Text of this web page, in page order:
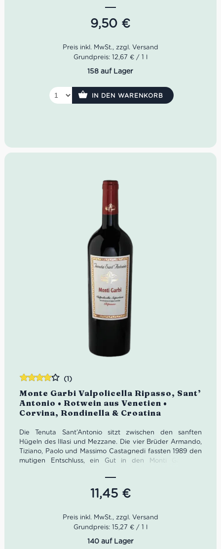
Sant’Antonio heute ein voller Erfolg.
Im Glas zeigt sich der Scaia Rosato in einem blassen
Erdbeeren sowie Himbeeren. Der Geschmack ist
angenehm weich, frisch, mit gutem Schmelz als auch sehr
Geruch: Rose, Erdbeere, Himbeere
Geschmack: weich, frisch, guter Schmelz
9,50 €
Grundpreis: 12,67 € / 1 l
158 auf Lager
IN DEN WARENKORB
Monte Garbi Valpolicella Ripasso, Sant’
Antonio • Rotwein aus Venetien •
Corvina, Rondinella & Croatina
(1)
Die Tenuta Sant’Antonio sitzt zwischen den sanften
Hügeln des Illasi und Mezzane. Die vier Brüder Armando,
Tiziano, Paolo und Massimo Castagnedi fassten 1989 den
mutigen Entschluss, ein Gut in den Monti Garbi zu
Ripasso ist Sant’Antonio heute ein voller Erfolg.
Unser Sant’Antonio Monte Garbi Valpolicella Ripasso ist
einem dichten Karminrot. Im Bouquet klingen fruchtige
Noten von Kirschen, Pflaume, Waldbeeren als auch
Garbi fruchtig, weich, würzig sowie von feinen Tanninen
11,45 €
mit4.00
von 5
Grundpreis: 15,27 € / 1 l
140 auf Lager